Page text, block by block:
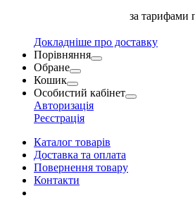
за тарифами
Докладніше про доставку
Порівняння
Обране
Кошик
Особистий кабінет
Авторизація
Реєстрація
Каталог товарів
Доставка та оплата
Повернення товару
Контакти